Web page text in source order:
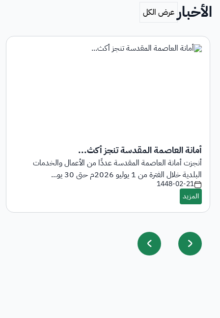
الأخبار
أمانة العاصمة المقدسة تنجز أكث...
أنجزت أمانة العاصمة المقدسة عددًا من الأعمال والخدمات
البلدية خلال الفترة من 1 يوليو 2026م حتى 30 يو...
1448-02-21